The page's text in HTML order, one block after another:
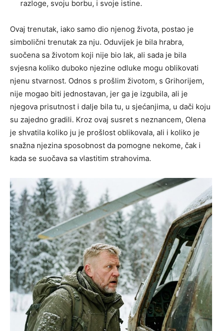
razloge, svoju borbu, i svoje istine.
Ovaj trenutak, iako samo dio njenog života, postao je
simbolični trenutak za nju. Oduvijek je bila hrabra,
suočena sa životom koji nije bio lak, ali sada je bila
svjesna koliko duboko njezine odluke mogu oblikovati
njenu stvarnost. Odnos s prošlim životom, s Grihorijem,
nije mogao biti jednostavan, jer ga je izgubila, ali je
njegova prisutnost i dalje bila tu, u sjećanjima, u dači koju
su zajedno gradili. Kroz ovaj susret s neznancem, Olena
je shvatila koliko ju je prošlost oblikovala, ali i koliko je
snažna njezina sposobnost da pomogne nekome, čak i
kada se suočava sa vlastitim strahovima.